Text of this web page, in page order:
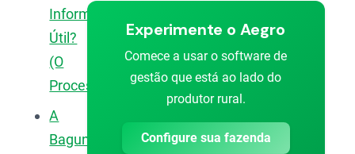
Informação
Útil?
(O
Processamento)
A
Bagunça
Experimente o Aegro
Comece a usar o software de
gestão que está ao lado do
produtor rural.
Configure sua fazenda